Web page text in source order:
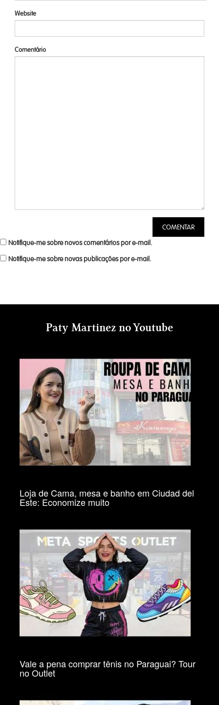
Website
Comentário
Notifique-me sobre novos comentários por e-mail.
Notifique-me sobre novas publicações por e-mail.
Paty Martinez no Youtube
Loja de Cama, mesa e banho em Ciudad del
Este: Economize muito
Vale a pena comprar tênis no Paraguai? Tour
no Outlet